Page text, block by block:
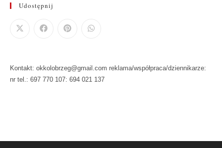
Udostępnij
Kontakt: okkolobrzeg@gmail.com reklama/współpraca/dziennikarze:
nr tel.: 697 770 107: 694 021 137